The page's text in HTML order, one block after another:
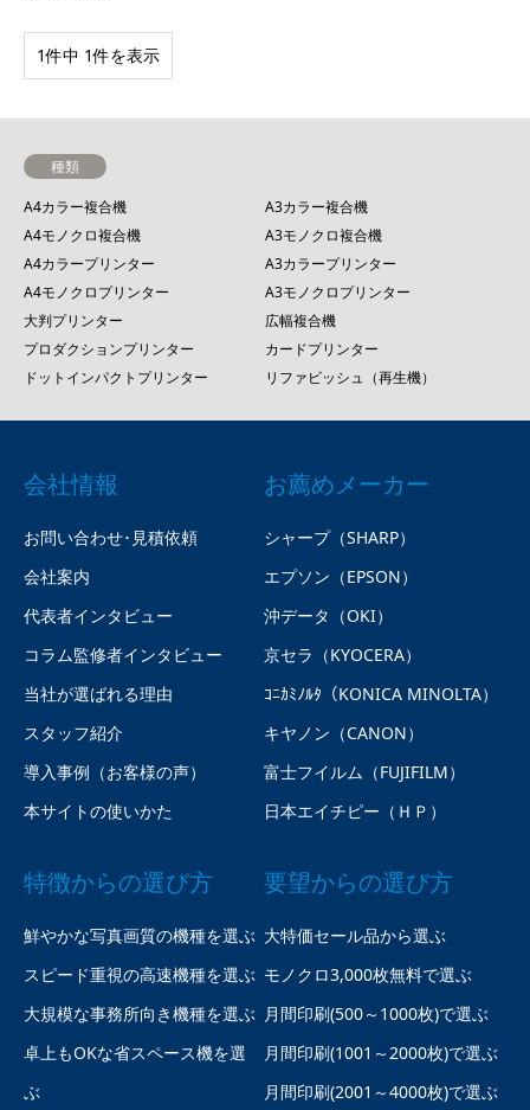
1件中 1件を表示
種類
A4カラー複合機
A3カラー複合機
A4モノクロ複合機
A3モノクロ複合機
A4カラープリンター
A3カラープリンター
A4モノクロプリンター
A3モノクロプリンター
大判プリンター
広幅複合機
プロダクションプリンター
カードプリンター
ドットインパクトプリンター
リファビッシュ（再生機）
会社情報
お問い合わせ･見積依頼
会社案内
代表者インタビュー
コラム監修者インタビュー
当社が選ばれる理由
スタッフ紹介
導入事例（お客様の声）
本サイトの使いかた
お薦めメーカー
シャープ（SHARP）
エプソン（EPSON）
沖データ（OKI）
京セラ（KYOCERA）
ｺﾆｶﾐﾉﾙﾀ（KONICA MINOLTA）
キヤノン（CANON）
富士フイルム（FUJIFILM）
日本エイチピー（ＨＰ）
特徴からの選び方
鮮やかな写真画質の機種を選ぶ
スピード重視の高速機種を選ぶ
大規模な事務所向き機種を選ぶ
卓上もOKな省スペース機を選
ぶ
要望からの選び方
大特価セール品から選ぶ
モノクロ3,000枚無料で選ぶ
月間印刷(500～1000枚)で選ぶ
月間印刷(1001～2000枚)で選ぶ
月間印刷(2001～4000枚)で選ぶ